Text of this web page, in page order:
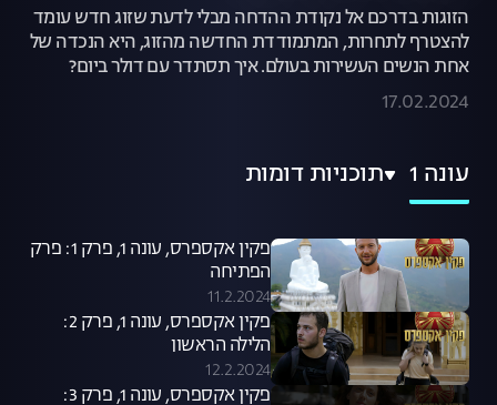
הזוגות בדרכם אל נקודת ההדחה מבלי לדעת שזוג חדש עומד
להצטרף לתחרות, המתמודדת החדשה מהזוג, היא הנכדה של
אחת הנשים העשירות בעולם. איך תסתדר עם דולר ביום?
17.02.2024
עונה 1 תוכניות דומות
פקין אקספרס, עונה 1, פרק 1: פרק
הפתיחה
11.2.2024
פקין אקספרס, עונה 1, פרק 2:
הלילה הראשון
12.2.2024
פקין אקספרס, עונה 1, פרק 3: